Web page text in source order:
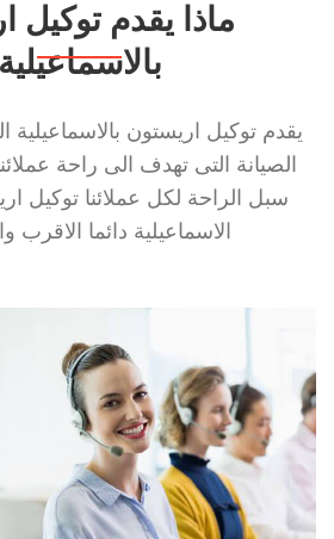
ماذا يقدم توكيل
يقدم توكيل اريستون
الصيانة التى تهدف الى راحة
سبل الراحة لكل عملائنا توكيل
الاسماعيلية دائما الاقرب